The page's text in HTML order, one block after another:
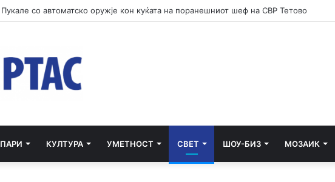
Филипче: Карпалак е потсетник дека мирот и стабилноста се бранат со одговорност
ПАРИ КУЛТУРА УМЕТНОСТ СВЕТ ШОУ-БИЗ МОЗАИК